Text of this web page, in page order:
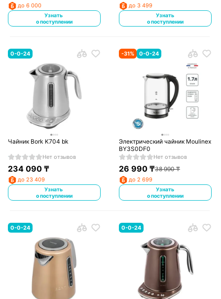
до 6 000
Узнать
о поступлении
до 3 499
Узнать
о поступлении
0-0-24
Чайник Bork K704 bk
Нет отзывов
234 090₸
до 23 409
Узнать
о поступлении
-31% 0-0-24
Электрический чайник Moulinex
BY3S0DF0
Нет отзывов
26 990 ₸38 990₸
до 2 699
Узнать
о поступлении
0-0-24 0-0-24